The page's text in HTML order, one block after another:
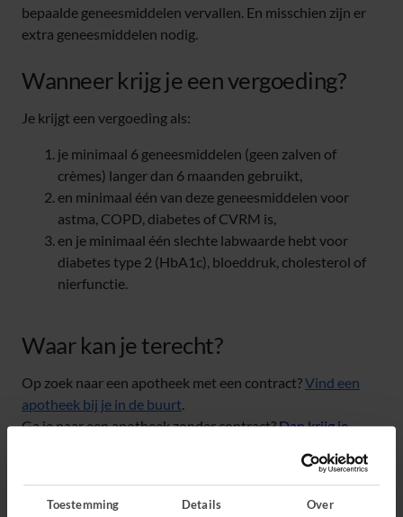
Toestemming Details Over
bepaalde geneesmiddelen vervallen. En misschien zijn er
extra geneesmiddelen nodig.
Wanneer krijg je een vergoeding?
Je krijgt een vergoeding als:
je minimaal 6 geneesmiddelen (geen zalven of
crèmes) langer dan 6 maanden gebruikt,
en minimaal één van deze geneesmiddelen voor
astma, COPD, diabetes of CVRM is,
en je minimaal één slechte labwaarde hebt voor
diabetes type 2 (HbA1c), bloeddruk, cholesterol of
nierfunctie.
Waar kan je terecht?
Op zoek naar een apotheek met een contract?Vind een
apotheek bij je in de buurt
Ga je naar een apotheek zonder contract?Dan krijg je